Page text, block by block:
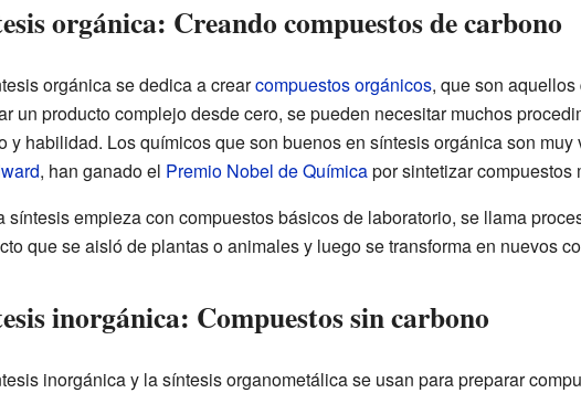
orgánica: Creando compuestos de carbono
orgánica se dedica a crearcompuestos orgánicos, que son
un producto complejo desde cero, se pueden necesitar muchos
y habilidad. Los químicos que son buenos en síntesis orgánica son
, han ganado el Premio Nobel de Químicapor sintetizar compuestos
síntesis empieza con compuestos básicos de laboratorio, se llama
que se aisló de plantas o animales y luego se transforma en nuevos
inorgánica: Compuestos sin carbono
inorgánica y la síntesis organometálica se usan para preparar